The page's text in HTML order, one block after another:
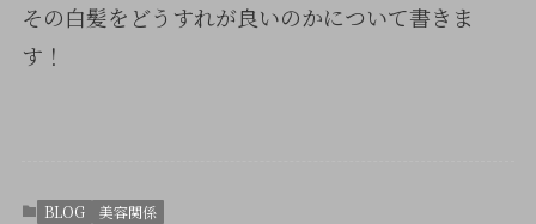
その白髪をどうすれが良いのかについて書きま
す！
BLOG
美容関係